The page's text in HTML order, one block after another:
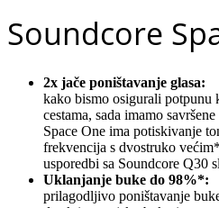
Soundcore
2x jače poništavanje glasa:
kako bismo osigurali potpunu
cestama, sada imamo
Space One ima potiskivanje
frekvencija s dvostruko
usporedbi sa Soundcore Q30
Uklanjanje buke do 98%*:
prilagodljivo poništavanje